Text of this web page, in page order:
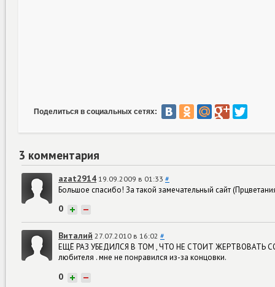
Поделиться в социальных сетях:
3 комментария
azat2914 19.09.2009 в 01:33 #
Большое спасибо! За такой замечательный сайт
0 + −
Виталий 27.07.2010 в 16:02 #
ЕЩЁ РАЗ УБЕДИЛСЯ В ТОМ , ЧТО НЕ СТОИТ ЖЕРТВОВАТЬ
любителя . мне не понравился из-за концовки.
0 + −